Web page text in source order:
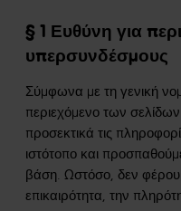
§ 1 Ευθύνη για
υπερσυνδέσμους
Σύμφωνα με τη γενική
περιεχόμενο των
προσεκτικά τις
ιστότοπο και
βάση. Ωστόσο, δεν
επικαιρότητα, την